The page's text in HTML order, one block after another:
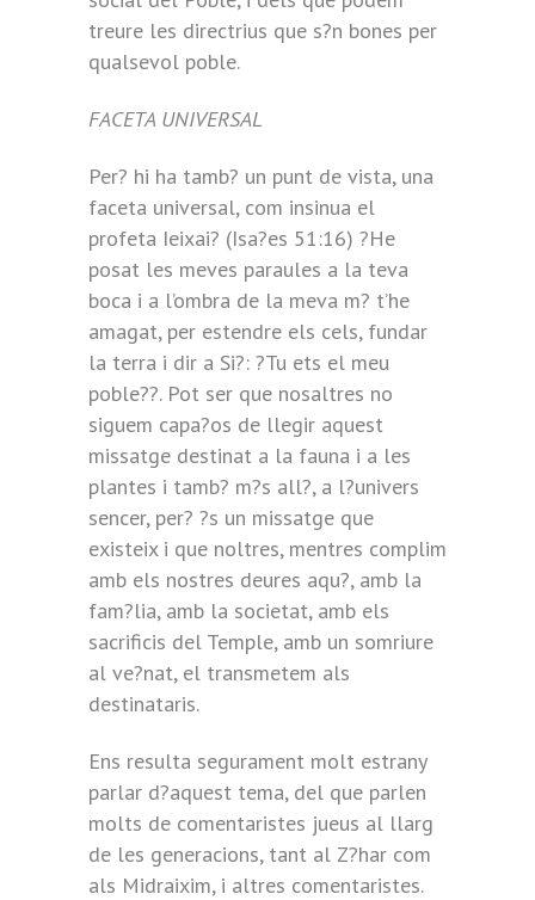
treure les directrius que s?n bones per
qualsevol poble.
FACETA UNIVERSAL
Per? hi ha tamb? un punt de vista, una
faceta universal, com insinua el
profeta Ieixai? (Isa?es 51:16) ?He
posat les meves paraules a la teva
boca i a l’ombra de la meva m? t’he
amagat, per estendre els cels, fundar
la terra i dir a Si?: ?Tu ets el meu
poble??. Pot ser que nosaltres no
siguem capa?os de llegir aquest
missatge destinat a la fauna i a les
plantes i tamb? m?s all?, a l?univers
sencer, per? ?s un missatge que
existeix i que noltres, mentres complim
amb els nostres deures aqu?, amb la
fam?lia, amb la societat, amb els
sacrificis del Temple, amb un somriure
al ve?nat, el transmetem als
destinataris.
Ens resulta segurament molt estrany
parlar d?aquest tema, del que parlen
molts de comentaristes jueus al llarg
de les generacions, tant al Z?har com
als Midraixim, i altres comentaristes.